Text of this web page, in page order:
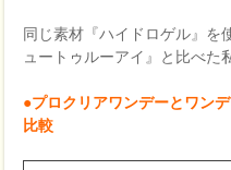
同じ素材『ハイドロゲル』を
ュートゥルーアイ』と比べた
●プロクリアワンデーとワン
比較